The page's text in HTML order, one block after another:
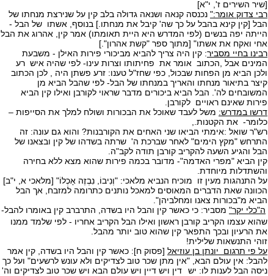
[שיר השירים ז', י"א]
רבי צדוק אומר:" נכנסה קנאה ושנאה גדולה בלב קין על שנירצת מנחתו של
הבל [קין קינא בהבל על כך שה' קיבל את מנחתו.] בנוסף, אשתו של הבל -
הייתה יפה בנשים (לפי המדרש היא היית תאומתו) אמר קין, אהרוג את הבל
אחי ואקח את אשתו" [מתוך ספר "קשת אהרון".]
רבינו בחיי מסביר: קין היה צריך להביא מביכורי פירות האילן - משבעת
המינים אבל ,הכתוב אומר את פחיתותו וצרות עינו- לפי שהיה איש רע
ולכן הביא מן הפחות שבכול, כפי שחז"ל טענו: זרע פשתן היה , לכן הכתוב
קיצר בתיאור מנחתו והאריך במנחתו של הבל- לפי שהבל הביא מן
המשובחים לה'. הבל הביא ביכורים מדבר שראוי לקורבן ואילו קין הביא
פירות שאינם ראויים לקורבן.
דרשו במדרש: משל לעבד שאוכל את הבכורות ושולח למלך את הסייפות –
כלומר- את הקטנות.,
רש"ר שואל :אימתי הביאו שני האחים את הקורבנות? והוא גם עונה: זה
התרחש "מקץ הימים" לאחר שברכת ה' שרתה בשדהו של קין ובצאנו של
הבל והגיע השעה להקריב קורבן תודה לקב"ה.
קין הביא "מפרי האדמה"- מדובר בכמה פירות שהוא מצא ללא בחירה
והשתדלות מיוחדת.
על התנהגות מעין זו מוכיח הנביא מלאכי: "וְנִיבוֹ, נִבְזֶה אָכְלוֹ" [מלאכי א, י"ב]
הכוונה שאת הדברים המאוסים למאכל נותנים כתרומה למזבח, אך הבל
הביא מ"בכורות צאנו ומחלביהן".
ה"כלי יקר" מסביר: כי כאשר קין והבל היו בשדה, התרברב קין באומרו להבל-
שהוא עצמו הקריב קורבן ראשון ואילו הבל הקריב אחריו - לפי שלמד ממנו
את הרעיון ובכך התפאר קין שהוא טוב יותר מהבל.
זוהי התנשאות שלילית!
על פי תרגום יונתן בן עוזיאל [פסוק ח]: כאשר קין והבל היו בשדה, קין אמר
להבל: אין עולם הבא, "אין מתן שכר טוב לצדיקים ולא עונש לרשעים" ועל כך
ניסה הבל לענות לו: יש
דין ויש דיין ויש עולם הבא ויש שכר טוב לצדיקים וה'